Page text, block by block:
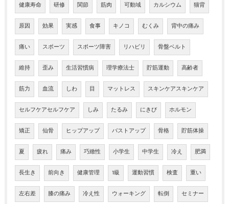
健康寿命 研修 関節 筋肉 可動域 カルシウム 猫背
原因 効果 実感 食事 キノコ むくみ 背中の痛み
痛い スポーツ スポーツ障害 リハビリ 骨盤ベルト
維持 歪み 生活習慣病 理学療法士 貯筋運動 高齢者
筋力 血流 しわ 目 マットレス スキンケアスキンケア
セルフケアセルフケア しみ たるみ にきび ホルモン
矯正 仙骨 ヒップアップ バストアップ 骨格 貯筋体操
夏 疲れ 痛み 巧緻性 小学生 中学生 冷え 肥満
長生き 前向き 健康管理 1級 運動習慣 検査 重い
左右差 膝の痛み 冷え性 ウォーキング 転倒 セミナー